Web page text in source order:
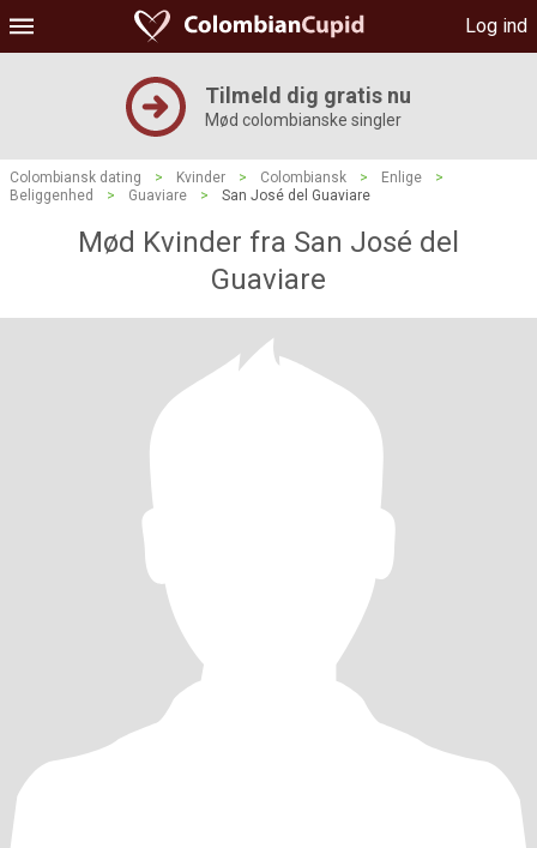
Log ind
Tilmeld dig gratis nu
Mød colombianske singler
Colombiansk dating > Kvinder > Colombiansk > Enlige
>
Beliggenhed
> Guaviare > San José del Guaviare
Mød Kvinder fra San José del
Guaviare